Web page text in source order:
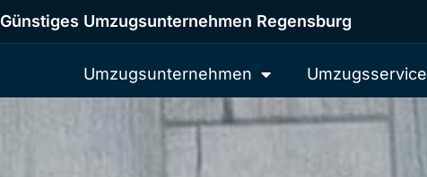
Günstiges Umzugsunternehmen Regensburg
Umzugsunternehmen Umzugsservice